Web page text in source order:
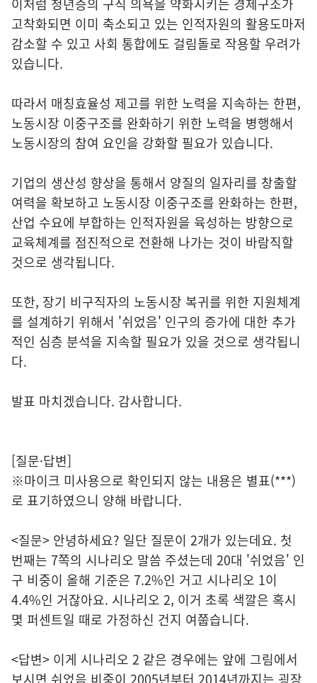
고착화되면 이미 축소되고 있는 인적자원의 활용도마저
감소할 수 있고 사회 통합에도 걸림돌로 작용할 우려가
있습니다.
따라서 매칭효율성 제고를 위한 노력을 지속하는 한편,
노동시장 이중구조를 완화하기 위한 노력을 병행해서
노동시장의 참여 요인을 강화할 필요가 있습니다.
기업의 생산성 향상을 통해서 양질의 일자리를 창출할
여력을 확보하고 노동시장 이중구조를 완화하는 한편,
산업 수요에 부합하는 인적자원을 육성하는 방향으로
교육체계를 점진적으로 전환해 나가는 것이 바람직할
것으로 생각됩니다.
또한, 장기 비구직자의 노동시장 복귀를 위한 지원체계
를 설계하기 위해서 '쉬었음' 인구의 증가에 대한 추가
적인 심층 분석을 지속할 필요가 있을 것으로 생각됩니
다.
발표 마치겠습니다. 감사합니다.
[질문·답변]
※마이크 미사용으로 확인되지 않는 내용은 별표(***)
로 표기하였으니 양해 바랍니다.
<질문> 안녕하세요? 일단 질문이 2개가 있는데요. 첫
번째는 7쪽의 시나리오 말씀 주셨는데 20대 '쉬었음' 인
구 비중이 올해 기준은 7.2%인 거고 시나리오 1이
4.4%인 거잖아요. 시나리오 2, 이거 초록 색깔은 혹시
몇 퍼센트일 때로 가정하신 건지 여쭙습니다.
<답변> 이게 시나리오 2 같은 경우에는 앞에 그림에서
보시면 쉬었음 비중이 2005년부터 2014년까지는 굉장